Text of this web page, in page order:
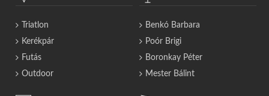
Triatlon
Kerékpár
Futás
Outdoor
Benkó Barbara
Poór Brigi
Boronkay Péter
Mester Bálint